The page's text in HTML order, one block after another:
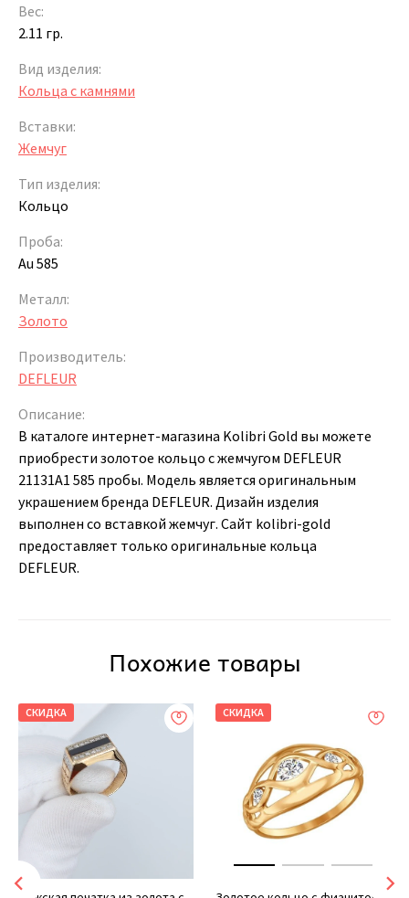
Вес:
2.11 гр.
Вид изделия:
Кольца с камнями
Вставки:
Жемчуг
Тип изделия:
Кольцо
Проба:
Au 585
Металл:
Золото
Производитель:
DEFLEUR
Описание:
В каталоге интернет-магазина Kolibri Gold вы можете
приобрести золотое кольцо с жемчугом DEFLEUR
21131A1 585 пробы. Модель является оригинальным
украшением бренда DEFLEUR. Дизайн изделия
выполнен со вставкой жемчуг. Сайт kolibri-gold
предоставляет только оригинальные кольца
DEFLEUR.
Похожие товары
СКИДКА СКИДКА